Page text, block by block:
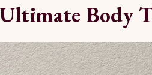
Body